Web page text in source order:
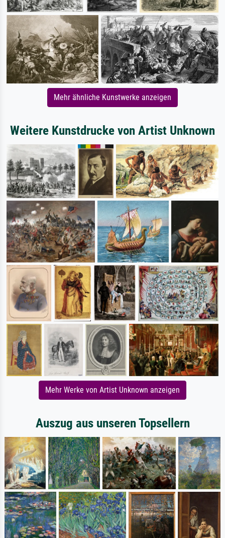
Mehr ähnliche Kunstwerke anzeigen
Weitere Kunstdrucke von Artist Unknown
Mehr Werke von Artist Unknown anzeigen
Auszug aus unseren Topsellern